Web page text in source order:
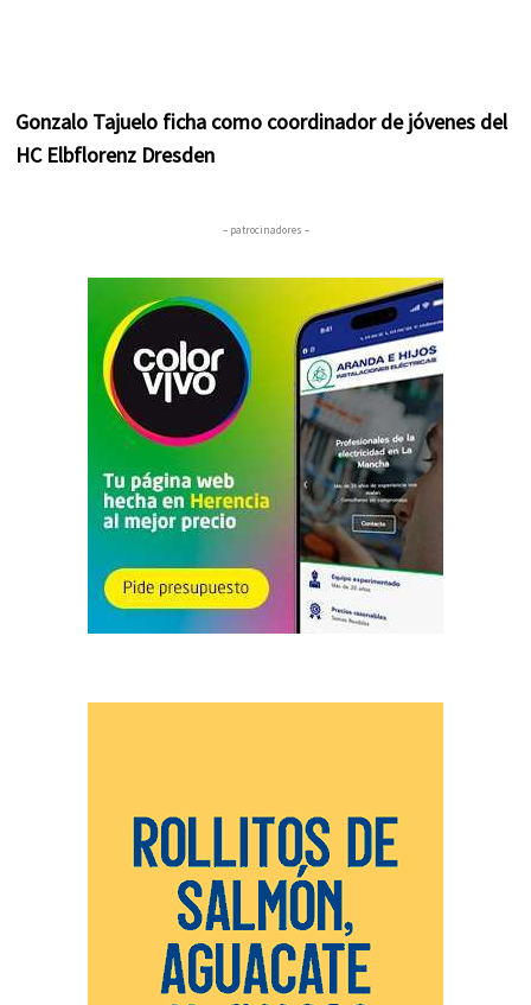
Gonzalo Tajuelo ficha como coordinador de jóvenes del
HC Elbflorenz Dresden
– patrocinadores –